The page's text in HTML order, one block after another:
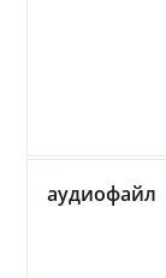
аудиофайл